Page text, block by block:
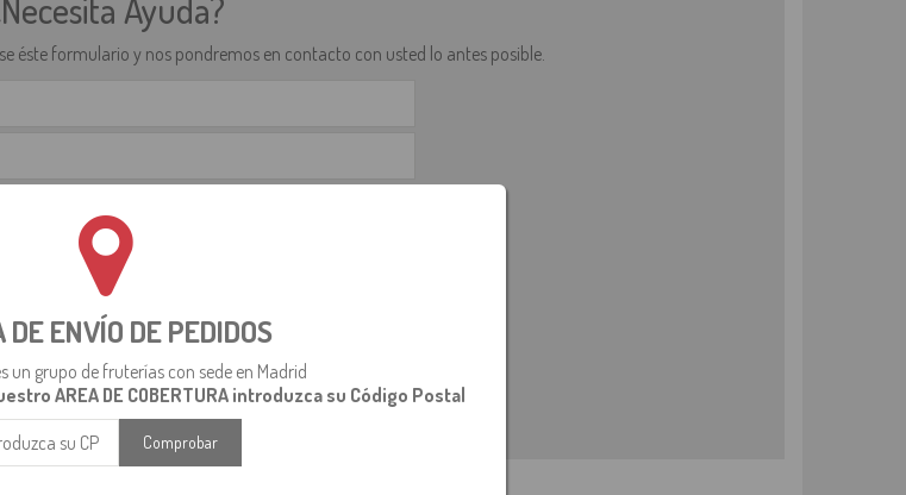
Ayuda?
éste formulario y nos pondremos en contacto con usted lo antes posible.
acepto la política de privacidad.
DE ENVÍO DE PEDIDOS
un grupo de fruterías con sede en Madrid
AREA DE COBERTURA introduzca su Código Postal